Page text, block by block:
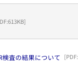
613KB]
検査の結果について [PDF: